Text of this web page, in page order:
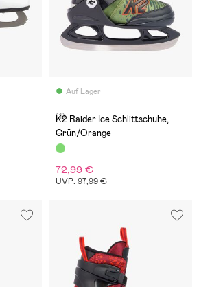
Auf Lager
(1)
K2 Raider Ice Schlittschuhe,
Grün/Orange
72,99 €
UVP: 97,99 €